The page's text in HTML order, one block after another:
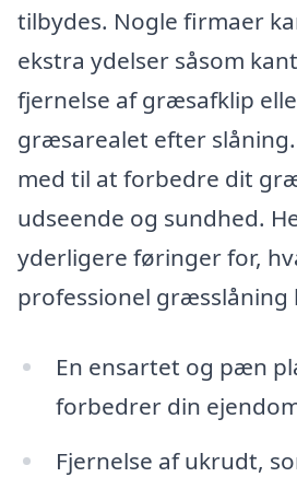
tilbydes. Nogle firmaer
ekstra ydelser såsom
fjernelse af græsafklip
græsarealet efter
med til at forbedre dit
udseende og sundhed.
yderligere føringer for,
professionel græsslåning
En ensartet og pæn
forbedrer din
Fjernelse af ukrudt,